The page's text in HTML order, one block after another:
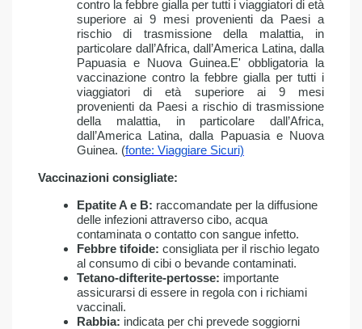
contro la febbre gialla per tutti i viaggiatori di età
superiore ai 9 mesi provenienti da Paesi a
rischio di trasmissione della malattia, in
particolare dall’Africa, dall’America Latina, dalla
Papuasia e Nuova Guinea.E' obbligatoria la
vaccinazione contro la febbre gialla per tutti i
viaggiatori di età superiore ai 9 mesi
provenienti da Paesi a rischio di trasmissione
della malattia, in particolare dall’Africa,
dall’America Latina, dalla Papuasia e Nuova
Guinea. (fonte: Viaggiare Sicuri)
Vaccinazioni consigliate:
Epatite A e B: raccomandate per la diffusione
delle infezioni attraverso cibo, acqua
contaminata o contatto con sangue infetto.​
Febbre tifoide: consigliata per il rischio legato
al consumo di cibi o bevande contaminati.​
Tetano-difterite-pertosse: importante
assicurarsi di essere in regola con i richiami
vaccinali.​
Rabbia: indicata per chi prevede soggiorni